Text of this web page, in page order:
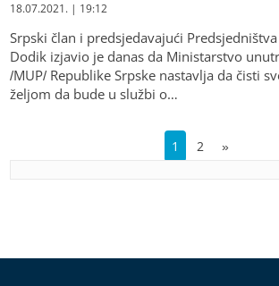
18.07.2021. | 19:12
Srpski član i predsjedavajući
Dodik izjavio je danas da Ministarstvo
/MUP/ Republike Srpske nastavlja da čisti
željom da bude u službi o…
1 2 »